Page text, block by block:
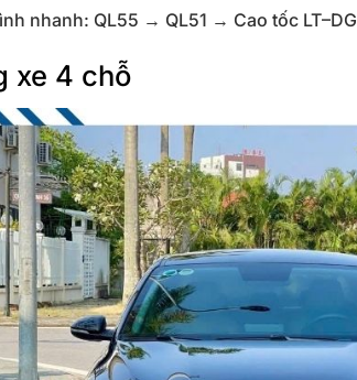
nhanh: QL55 → QL51 → Cao tốc LT–DG
xe 4 chỗ